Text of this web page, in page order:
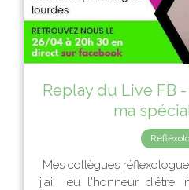
Replay du Live FB
ma
Mes collègues
j'ai eu l'honneur